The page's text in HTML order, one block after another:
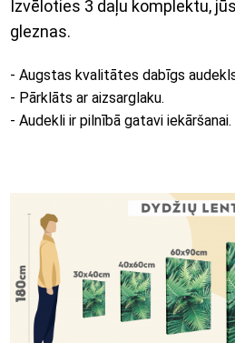
Izvēloties 3 daļu komplektu,
gleznas.
- Augstas kvalitātes dabīgs
- Pārklāts ar aizsarglaku.
- Audekli ir pilnībā gatavi iekāršanai.